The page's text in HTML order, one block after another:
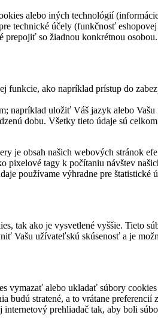
alebo iných technológií
technické účely (funkčnosť
prepojiť so žiadnou konkrétnou
ako napríklad prístup do
napríklad uložiť Váš jazyk alebo
dobu. Všetky tieto údaje sú
je obsah našich webových stránok
pixelové tagy k počítaniu návštev
používame výhradne pre štatistické
tak ako je vysvetlené vyššie. Tieto
Vašu užívateľskú skúsenosť a je
vymazať alebo ukladať súbory
budú stratené, a to vrátane
prehliadač tak, aby boli